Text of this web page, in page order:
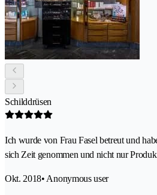
Schilddrüsen
Ich wurde von Frau Fasel betreut und
sich Zeit genommen und nicht nur
Okt. 2018• Anonymous user